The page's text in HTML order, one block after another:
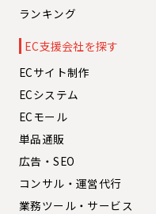
ランキング
EC支援会社を探す
ECサイト制作
ECシステム
ECモール
単品通販
広告・SEO
コンサル・運営代行
業務ツール・サービス